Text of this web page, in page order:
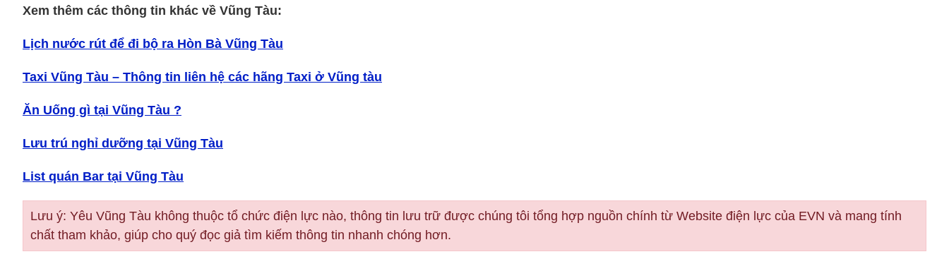
Xem thêm các thông tin khác về Vũng Tàu:
Lịch nước rút để đi bộ ra Hòn Bà Vũng Tàu
Taxi Vũng Tàu – Thông tin liên hệ các hãng Taxi ở Vũng tàu
Ăn Uống gì tại Vũng Tàu ?
Lưu trú nghỉ dưỡng tại Vũng Tàu
List quán Bar tại Vũng Tàu
Lưu ý: Yêu Vũng Tàu không thuộc tổ chức điện lực nào, thông tin lưu trữ được chúng tôi tổng hợp nguồn chính từ Website điện lực của EVN và mang tính
chất tham khảo, giúp cho quý đọc giả tìm kiếm thông tin nhanh chóng hơn.